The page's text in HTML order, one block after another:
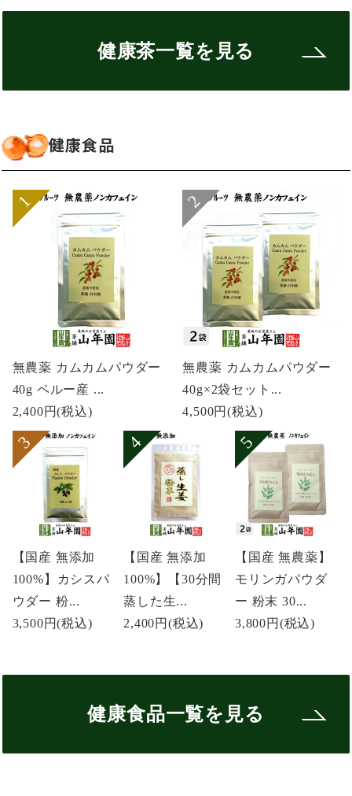
健康茶一覧を見る
健康食品
無農薬 カムカムパウダー
40g ペルー産 ...
2,400円(税込)
無農薬 カムカムパウダー
40g×2袋セット...
4,500円(税込)
【国産 無添加
100%】カシスパ
ウダー 粉...
3,500円(税込)
【国産 無添加
100%】【30分間
蒸した生...
2,400円(税込)
【国産 無農薬】
モリンガパウダ
ー 粉末 30...
3,800円 (税込)
健康食品一覧を見る